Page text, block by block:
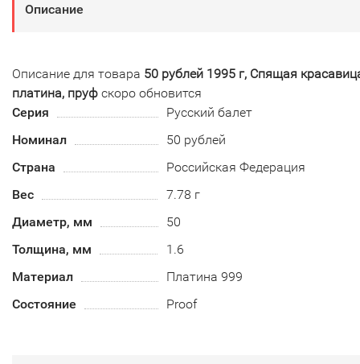
Описание
Описание для товара 50 рублей 1995 г, Спящая
платина, пруф скоро обновится
Серия
Русский балет
Номинал
50 рублей
Страна
Российская Федерация
Вес
7.78 г
Диаметр, мм
50
Толщина, мм
1.6
Материал
Платина 999
Состояние
Proof